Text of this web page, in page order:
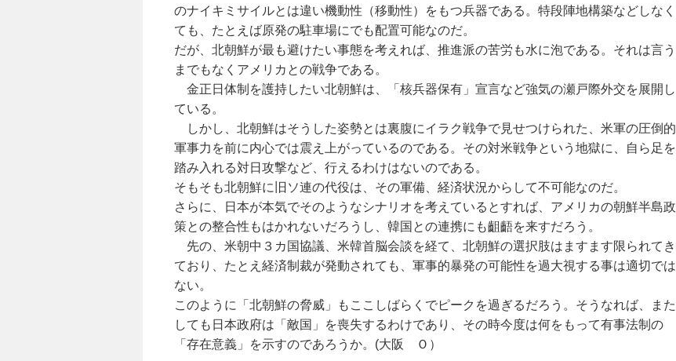
のナイキミサイルとは違い機動性（移動性）をもつ兵器である。特段陣地構築などしなく
ても、たとえば原発の駐車場にでも配置可能なのだ。
だが、北朝鮮が最も避けたい事態を考えれば、推進派の苦労も水に泡である。それは言う
までもなくアメリカとの戦争である。
金正日体制を護持したい北朝鮮は、「核兵器保有」宣言など強気の瀬戸際外交を展開し
ている。
しかし、北朝鮮はそうした姿勢とは裏腹にイラク戦争で見せつけられた、米軍の圧倒的
軍事力を前に内心では震え上がっているのである。その対米戦争という地獄に、自ら足を
踏み入れる対日攻撃など、行えるわけはないのである。
そもそも北朝鮮に旧ソ連の代役は、その軍備、経済状況からして不可能なのだ。
さらに、日本が本気でそのようなシナリオを考えているとすれば、アメリカの朝鮮半島政
策との整合性もはかれないだろうし、韓国との連携にも齟齬を来すだろう。
先の、米朝中３カ国協議、米韓首脳会談を経て、北朝鮮の選択肢はますます限られてき
ており、たとえ経済制裁が発動されても、軍事的暴発の可能性を過大視する事は適切では
ない。
このように「北朝鮮の脅威」もここしばらくでピークを過ぎるだろう。そうなれば、また
しても日本政府は「敵国」を喪失するわけであり、その時今度は何をもって有事法制の
「存在意義」を示すのであろうか。(大阪 Ｏ）